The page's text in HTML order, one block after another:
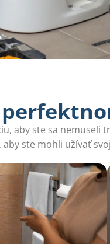
aby ste sa nemuseli
ste mohli užívať